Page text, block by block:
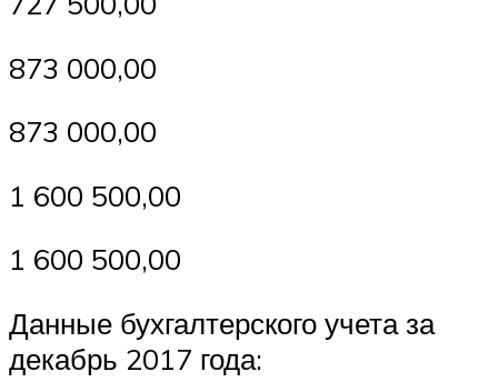
873 000,00
873 000,00
1 600 500,00
1 600 500,00
Данные бухгалтерского учета за
декабрь 2017 года: